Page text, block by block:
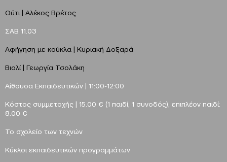
Ούτι | Αλέκος Βρέτος
ΣAB 11.03
Αφήγηση με κούκλα | Κυριακή Δοξαρά
Βιολί | Γεωργία Τσολάκη
Αίθουσα Εκπαιδευτικών | 11:00-12:00
Κόστος συμμετοχής | 15.00 € (1 παιδί, 1 συνοδός), επιπλέον παιδί:
8.00 €
Το σχολείο των τεχνών
Κύκλοι εκπαιδευτικών προγραμμάτων